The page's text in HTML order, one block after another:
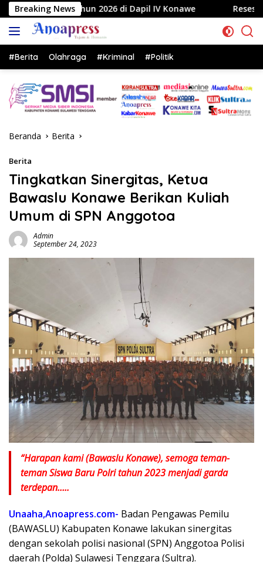
Langsung
ke
konten
Breaking News
di Dapil IV Konawe Reses di Labela, Anggota
#Berita Olahraga #Kriminal #Politik
Beranda Berita
Berita
Tingkatkan Sinergitas, Ketua
Bawaslu Konawe Berikan Kuliah
Umum di SPN Anggotoa
Admin
September 24, 2023
“Harapan kami (Bawaslu Konawe), semoga teman-
teman Siswa Baru Polri tahun 2023 menjadi garda
terdepan…..
Unaaha,Anoapress.com- Badan Pengawas Pemilu
(BAWASLU) Kabupaten Konawe lakukan sinergitas
dengan sekolah polisi nasional (SPN) Anggotoa Polisi
daerah (Polda) Sulawesi Tenggara (Sultra).